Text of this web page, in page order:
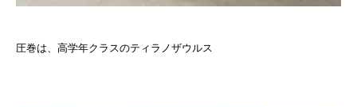
圧巻は、高学年クラスのティラノザウルス